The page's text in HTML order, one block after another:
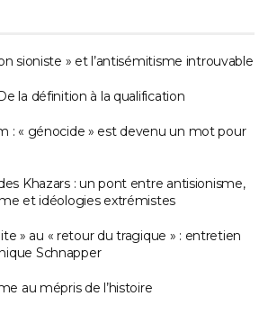
sioniste » et l’antisémitisme introuvable
la définition à la qualification
: « génocide » est devenu un mot pour
Khazars : un pont entre antisionisme,
et idéologies extrémistes
» au « retour du tragique » : entretien
Schnapper
au mépris de l’histoire